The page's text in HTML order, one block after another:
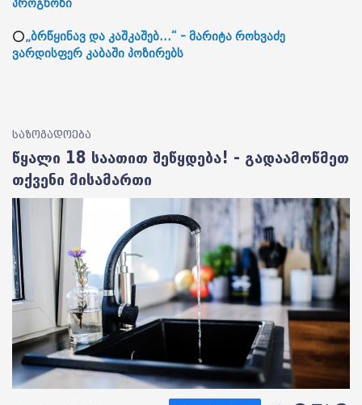
პროგნოზი
⭕„ბრწყინავ და კაშკაშებ...“ - მარიტა როხვაძე
ვარდისფერ კაბაში პოზირებს
საზოგადოება
წყალი 18 საათით შეწყდება! - გადაამოწმეთ
თქვენი მისამართი